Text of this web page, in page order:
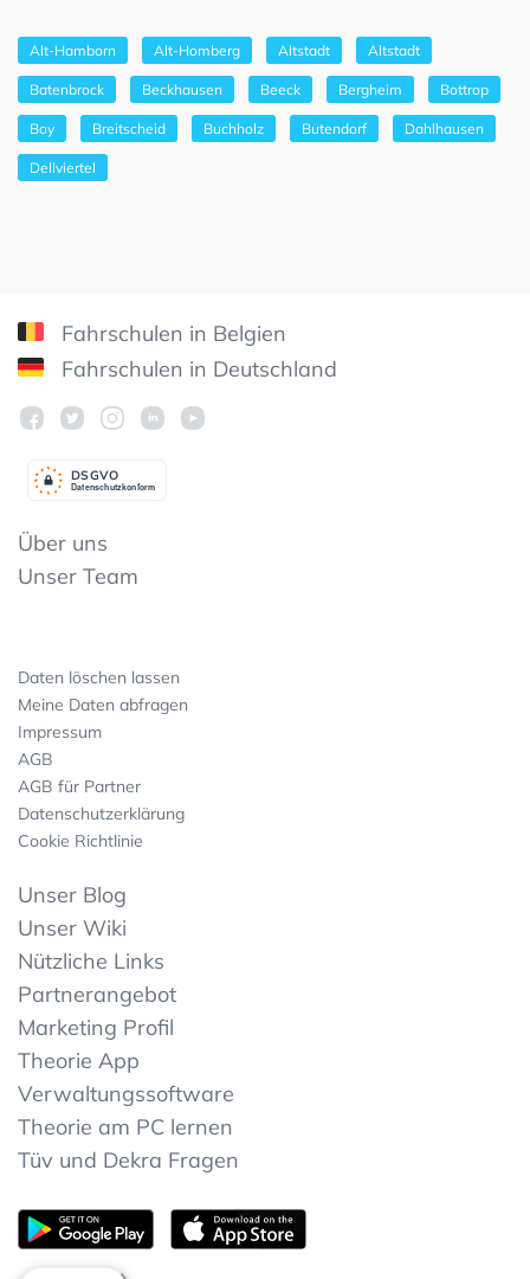
Alt-Hamborn Alt-Homberg Altstadt Altstadt
Batenbrock Beckhausen Beeck Bergheim Bottrop
Boy Breitscheid Buchholz Butendorf Dahlhausen
Dellviertel
Fahrschulen in Belgien
Fahrschulen in Deutschland
Datenschutzkonform
DSGVO
Über uns
Unser Team
Daten löschen lassen
Meine Daten abfragen
Impressum
AGB
AGB für Partner
Datenschutzerklärung
Cookie Richtlinie
Unser Blog
Unser Wiki
Nützliche Links
Partnerangebot
Marketing Profil
Theorie App
Verwaltungssoftware
Theorie am PC lernen
Tüv und Dekra Fragen